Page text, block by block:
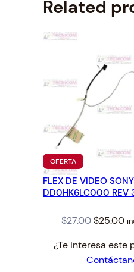
Related
OFERTAPRODUCTO
EN
OFERTA
FLEX DE VIDEO
DD0HK6LC000 REV
$27.00 Original
was:
$27.00.
$25.00
is:
¿Te interesa este